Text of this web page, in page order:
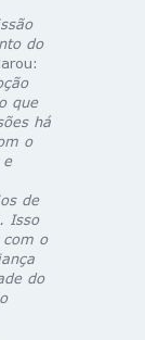
do
que
há
o
e
de
Isso
o
do